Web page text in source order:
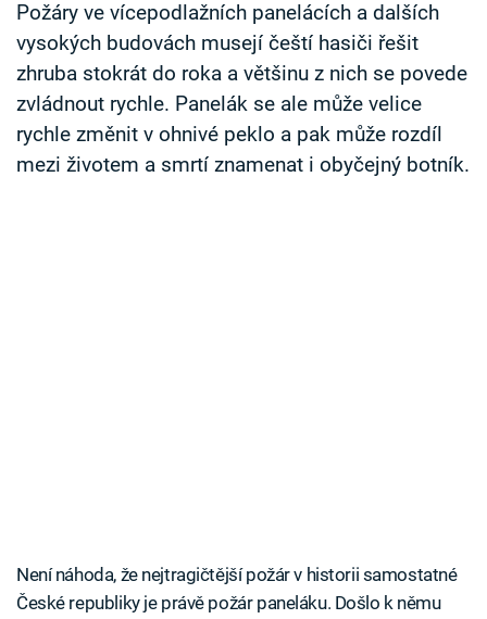
Požáry ve vícepodlažních panelácích a dalších
vysokých budovách musejí čeští hasiči řešit
zhruba stokrát do roka a většinu z nich se povede
zvládnout rychle. Panelák se ale může velice
rychle změnit v ohnivé peklo a pak může rozdíl
mezi životem a smrtí znamenat i obyčejný botník.
Není náhoda, že nejtragičtější požár v historii samostatné
České republiky je právě požár paneláku. Došlo k němu